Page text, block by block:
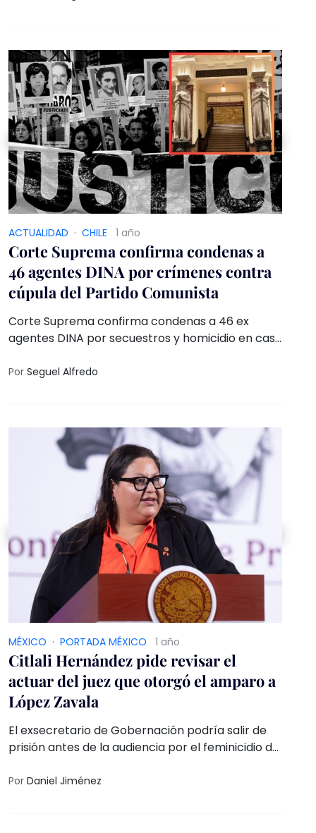
ACTUALIDAD · CHILE 1 año
Corte Suprema confirma condenas a
46 agentes DINA por crímenes contra
cúpula del Partido Comunista
Corte Suprema confirma condenas a 46 ex
agentes DINA por secuestros y homicidio en caso
Miguel Krassnoff Martchenko, 20 años; otros 44,
Por Seguel Alfredo
MÉXICO · PORTADA MÉXICO 1 año
Citlali Hernández pide revisar el
actuar del juez que otorgó el amparo a
López Zavala
El exsecretario de Gobernación podría salir de
prisión antes de la audiencia por el feminicidio de
Por Daniel Jiménez